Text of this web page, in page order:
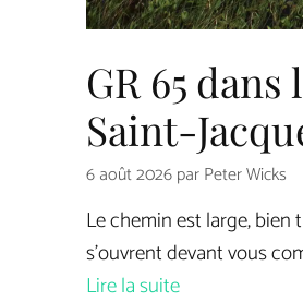
GR 65
Saint-
6 août 2026parPeter Wicks
Le chemin est large, bien
s’ouvrent devant vous
Lire la suite